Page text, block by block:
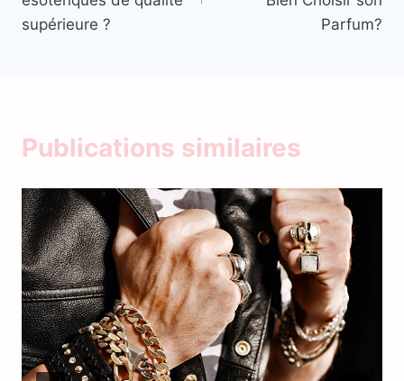
supérieure ?
Parfum?
Publications similaires